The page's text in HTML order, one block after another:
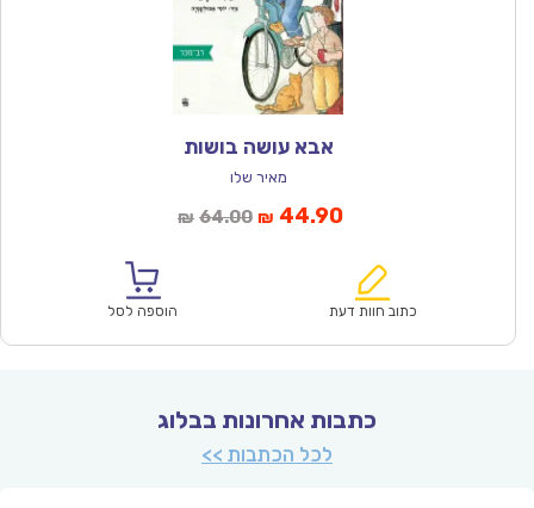
אבא עושה בושות
מאיר שלו
₪ 64.00המחיר
₪64.00.
₪ 44.90המחיר
הוא:
כתוב חוות דעת הוספה לסל
כתבות אחרונות בבלוג
לכל הכתבות >>